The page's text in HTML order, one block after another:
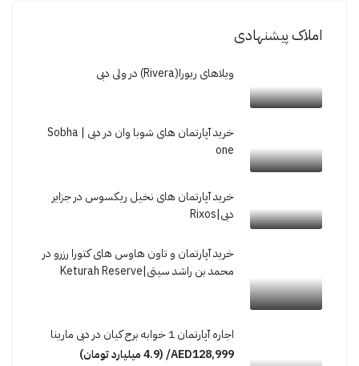
املاک پیشنهادی
ویلاهای ریورا(Rivera) در ولی دبی
خرید آپارتمان های شوبا وان در دبی | Sobha
one
خرید آپارتمان های نخیل ریکسوس در جزایر
دبی|Rixos
خرید آپارتمان و تاون هاوس های کتورا رزرو در
محمد بن راشد سیتی|Keturah Reserve
اجارە آپارتمان 1 خوابە برج کیان در دبی مارینا
AED128,999/ (4.9 میلیارد تومان)